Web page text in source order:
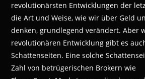
revolutionärsten Entwicklungen der
die Art und Weise, wie wir über Geld
denken, grundlegend verändert. Aber
revolutionären Entwicklung gibt es
Schattenseiten. Eine solche
Zahl von betrügerischen Brokern wie